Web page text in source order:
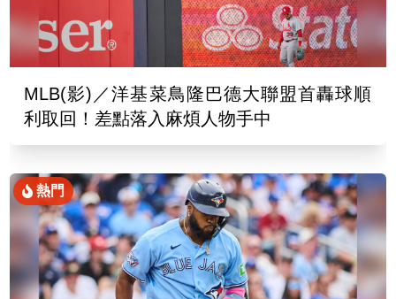
MLB(影)／洋基菜鳥隆巴德大聯盟首轟球順
利取回！差點落入麻煩人物手中
熱門